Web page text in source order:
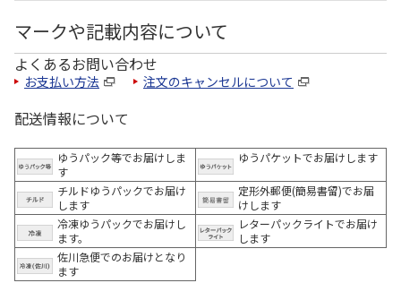
マークや記載内容について
よくあるお問い合わせ
お支払い方法 注文のキャンセルについて
配送情報について
ゆうパック等でお届けしま
す
ゆうパケットでお届けします
チルドゆうパックでお届け
します
定形外郵便(簡易書留)でお届
けします
冷凍ゆうパックでお届けし
ます。
レターパックライトでお届け
します
佐川急便でのお届けとなり
ます